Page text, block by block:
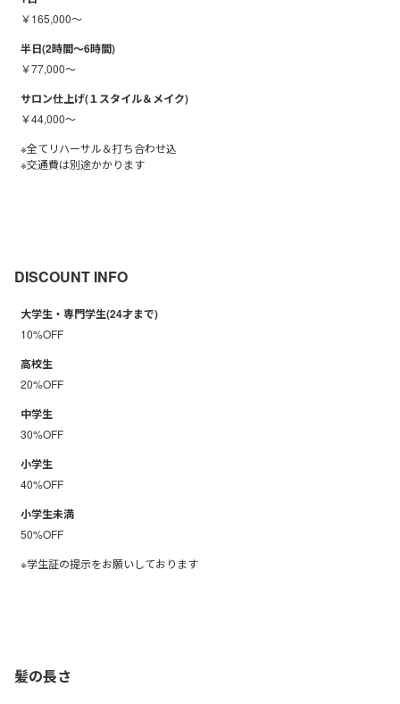
￥165,000～
半日(2時間～6時間)
￥77,000～
サロン仕上げ(１スタイル＆メイク)
￥44,000～
※全てリハーサル＆打ち合わせ込
※交通費は別途かかります
DISCOUNT INFO
大学生・専門学生(24才まで)
10%OFF
高校生
20%OFF
中学生
30%OFF
小学生
40%OFF
小学生未満
50%OFF
※学生証の提示をお願いしております
髪の長さ